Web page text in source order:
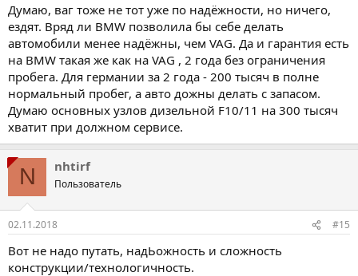
Думаю, ваг тоже не тот уже по надёжности, но ничего,
ездят. Вряд ли BMW позволила бы себе делать
автомобили менее надёжны, чем VAG. Да и гарантия есть
на BMW такая же как на VAG , 2 года без ограничения
пробега. Для германии за 2 года - 200 тысяч в полне
нормальный пробег, а авто дожны делать с запасом.
Думаю основных узлов дизельной F10/11 на 300 тысяч
хватит при должном сервисе.
N nhtirf
Пользователь
02.11.2018 #15
Вот не надо путать, надЬожность и сложность
конструкции/технологичность.